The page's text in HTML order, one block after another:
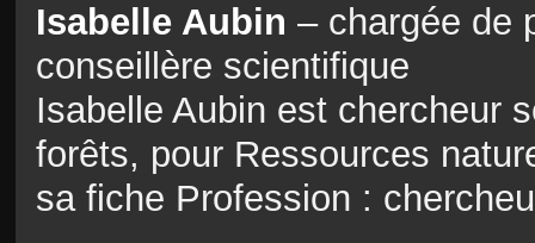
Isabelle Aubin – chargée de
conseillère scientifique
Isabelle Aubin est chercheur
forêts, pour Ressources
sa fiche Profession :